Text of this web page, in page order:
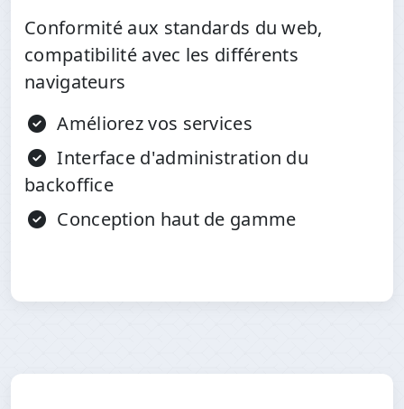
Conformité aux standards du web,
compatibilité avec les différents
navigateurs
Améliorez vos services
Interface d'administration du
backoffice
Conception haut de gamme